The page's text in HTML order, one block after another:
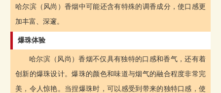
哈尔滨（风尚）香烟中可能还含有特殊的调香成分，使口感更
加丰富、深邃。
爆珠体验
哈尔滨（风尚）香烟不仅具有独特的口感和香气，还有着
创新的爆珠设计。爆珠的颜色和味道与烟气的融合程度非常完
美，令人惊艳。当捏爆珠时，可以感受到带来的独特口感，使